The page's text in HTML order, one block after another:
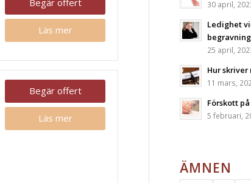
Begär offert
Läs mer
Begär offert
Läs mer
30 april,
Ledighet
begravning
25 april,
Hur
11 mars,
Förskott
5 februari,
ÄMNEN